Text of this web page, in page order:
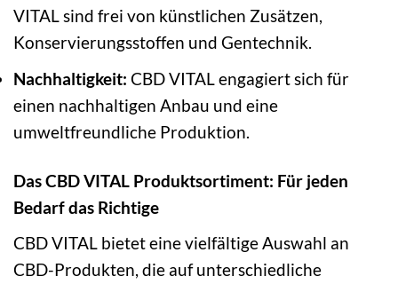
VITAL sind frei von künstlichen Zusätzen,
Konservierungsstoffen und Gentechnik.
Nachhaltigkeit: CBD VITAL engagiert sich für
einen nachhaltigen Anbau und eine
umweltfreundliche Produktion.
Das CBD VITAL Produktsortiment: Für jeden
Bedarf das Richtige
CBD VITAL bietet eine vielfältige Auswahl an
CBD-Produkten, die auf unterschiedliche